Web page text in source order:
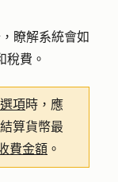
瞭解系統會如
稅費。
項時，應
算貨幣最
費金額 。